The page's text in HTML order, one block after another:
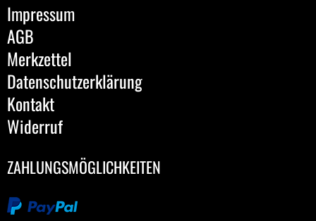
Impressum
AGB
Merkzettel
Datenschutzerklärung
Kontakt
Widerruf
ZAHLUNGSMÖGLICHKEITEN